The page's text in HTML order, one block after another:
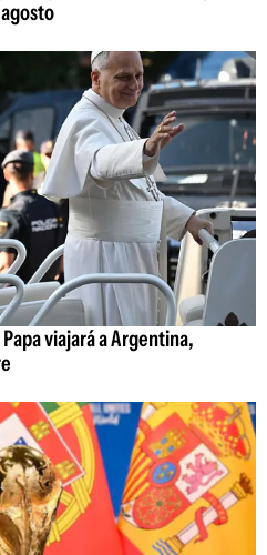
viajará a Argentina,